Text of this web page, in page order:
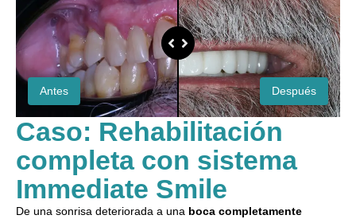
Antes Después
Caso: Rehabilitación
completa con sistema
Immediate Smile
De una sonrisa deteriorada a una boca completamente